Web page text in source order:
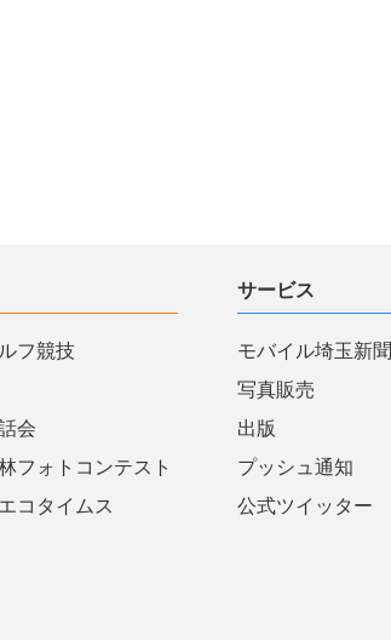
フ競技
会
フォトコンテスト
コタイムス
サービス
モバイル埼玉新聞
写真販売
出版
プッシュ通知
公式ツイッター